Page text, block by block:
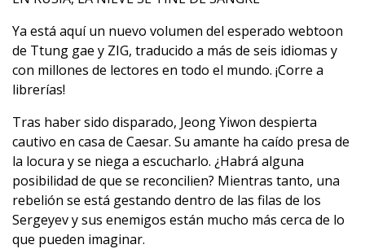
Ya está aquí un nuevo volumen del esperado webtoon
de Ttung gae y ZIG, traducido a más de seis idiomas y
con millones de lectores en todo el mundo. ¡Corre a
librerías!
Tras haber sido disparado, Jeong Yiwon despierta
cautivo en casa de Caesar. Su amante ha caído presa de
la locura y se niega a escucharlo. ¿Habrá alguna
posibilidad de que se reconcilien? Mientras tanto, una
rebelión se está gestando dentro de las filas de los
Sergeyev y sus enemigos están mucho más cerca de lo
que pueden imaginar.